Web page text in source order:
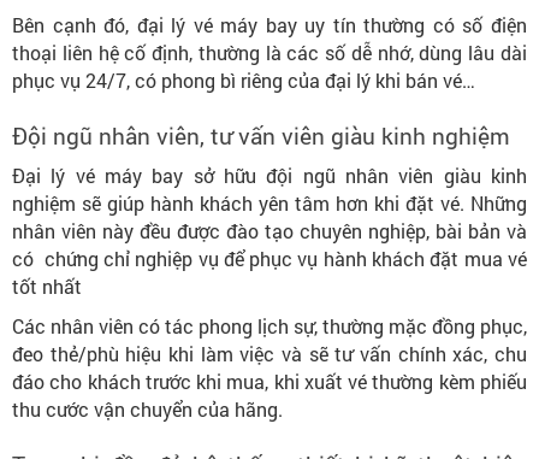
Bên cạnh đó, đại lý vé máy bay uy tín thường có số điện
thoại liên hệ cố định, thường là các số dễ nhớ, dùng lâu dài
phục vụ 24/7, có phong bì riêng của đại lý khi bán vé…
Đội ngũ nhân viên, tư vấn viên giàu kinh nghiệm
Đại lý vé máy bay sở hữu đội ngũ nhân viên giàu kinh
nghiệm sẽ giúp hành khách yên tâm hơn khi đặt vé. Những
nhân viên này đều được đào tạo chuyên nghiệp, bài bản và
có chứng chỉ nghiệp vụ để phục vụ hành khách đặt mua vé
tốt nhất
Các nhân viên có tác phong lịch sự, thường mặc đồng phục,
đeo thẻ/phù hiệu khi làm việc và sẽ tư vấn chính xác, chu
đáo cho khách trước khi mua, khi xuất vé thường kèm phiếu
thu cước vận chuyển của hãng.